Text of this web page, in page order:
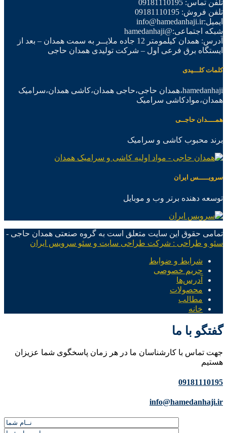
تلفن تماس: 09181110195
تلفن فروش: 09181110195
ایمیل:info@hamedanhaji.ir
شبکه اجتماعی:@hamedanhaji
آدرس: همدان کیلمومتر 12 جاده ملایــر به سمت همدان – بعد از
ایستگاه برق فرعی اول – شرکت تولیدی همدان حاجی
کلمات کلـــیدی
hamedanhaji،همدان حاجی،حاجی همدان،کاشی همدان،سرامیک
همدان،موادکاشی سرامیک
همــــدان حاجــی
برند محبوب کاشی و سرامیک
سرویـــــس ایران
توسعه دهنده برتر وب و موبایل
تمامی حقوق این سایت متعلق است به گروه صنعتی همدان حاجی -
سئو و طراحی : شرکت طراحی سایت و سئو سرویس ایران
شرایط و ضوابط
حریم خصوصی
آدرس‌ها
محصولات
مطالب
خانه
گفتگو با ما
جهت تماس با کارشناسان ما در هر زمان پاسخگوی شما عزیزان
هستیم
09181110195
info@hamedanhaji.ir